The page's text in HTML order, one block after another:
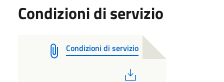
Condizioni di servizio
Condizioni di servizio